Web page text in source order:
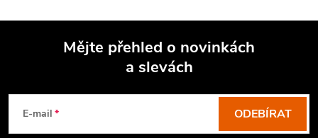
Mějte přehled o novinkách
a slevách
E-mail ODEBÍRAT